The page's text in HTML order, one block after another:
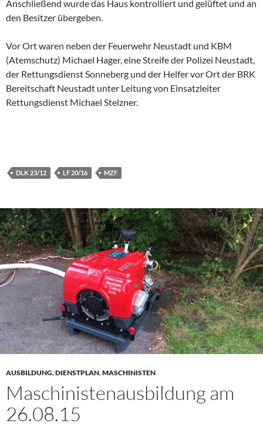
Anschließend wurde das Haus kontrolliert und gelüftet und an
den Besitzer übergeben.
Vor Ort waren neben der Feuerwehr Neustadt und KBM
(Atemschutz) Michael Hager, eine Streife der Polizei Neustadt,
der Rettungsdienst Sonneberg und der Helfer vor Ort der BRK
Bereitschaft Neustadt unter Leitung von Einsatzleiter
Rettungsdienst Michael Stelzner.
DLK 23/12 LF 20/16 MZF
AUSBILDUNG,DIENSTPLAN,MASCHINISTEN
Maschinistenausbildung am
26.08.15